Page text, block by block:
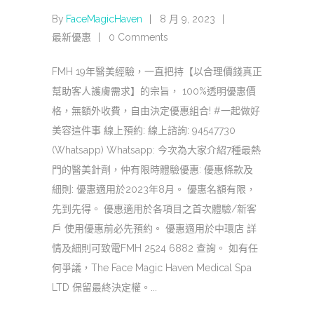
By FaceMagicHaven
8 月 9, 2023
最新優惠
0 Comments
FMH 19年醫美經驗，一直把持【以合理價錢真正
幫助客人護膚需求】的宗旨， 100%透明優惠價
格，無額外收費，自由決定優惠組合!⁡ #一起做好
美容這件事 線上預約: 線上諮詢: 94547730
(Whatsapp)⁡ Whatsapp: 今次為大家介紹7種最熱
門的醫美針劑，仲有限時體驗優惠: 優惠條款及
細則: 優惠適用於2023年8月。 優惠名額有限，
先到先得。 優惠適用於各項目之首次體驗/新客
戶⁡ 使用優惠前必先預約。 優惠適用於中環店 詳
情及細則可致電FMH 2524 6882 查詢。 如有任
何爭議，The Face Magic Haven Medical Spa
LTD 保留最終決定權。